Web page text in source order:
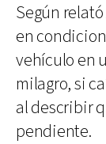
Según
en
vehículo en
milagro, si
al describir
pendiente.